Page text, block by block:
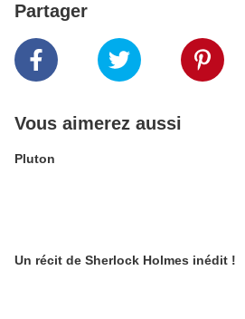
Partager
Vous aimerez aussi
Pluton
Un récit de Sherlock Holmes inédit !